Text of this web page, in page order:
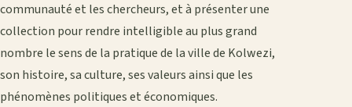
communauté et les chercheurs, et à présenter une
collection pour rendre intelligible au plus grand
nombre le sens de la pratique de la ville de Kolwezi,
son histoire, sa culture, ses valeurs ainsi que les
phénomènes politiques et économiques.